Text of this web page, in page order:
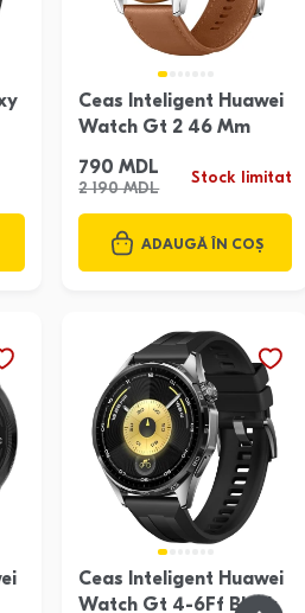
Ceas Inteligent Huawei
Watch Gt 2 46 Mm
790 MDL
2 190 MDL
Stock limitat
ADAUGĂ ÎN COȘ
Ceas Inteligent Huawei
Watch Gt 4-6Ff Black